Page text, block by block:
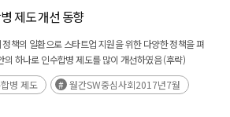
on training researchers, securing high-level
industrial labor demands. We argue that this
to include the 'entrepreneur' as a key
who creates new markets and quality jobs
domestic policy cases reveals a common goal:
제도 개선 동향
책의 일환으로 스타트업 지원을 위한 다양한 정책을 펴
의 하나로 인수합병 제도를 많이 개선하였음 (후략)
병 제도 월간SW중심사회2017년7월